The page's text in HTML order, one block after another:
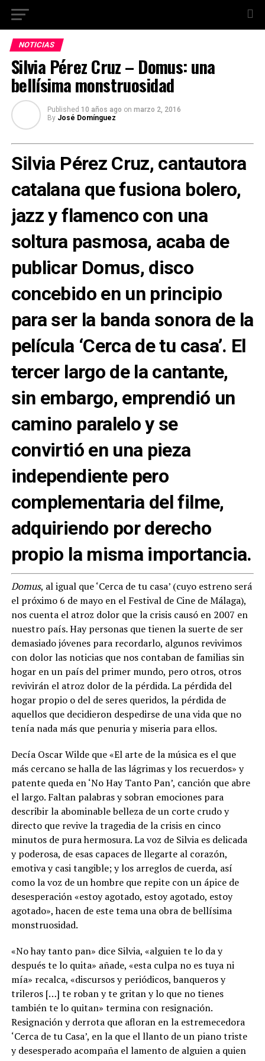
NOTICIAS
Silvia Pérez Cruz – Domus: una
bellísima monstruosidad
Published 10 años ago on marzo 2, 2016
By José Domínguez
Silvia Pérez Cruz, cantautora
catalana que fusiona bolero,
jazz y flamenco con una
soltura pasmosa, acaba de
publicar Domus, disco
concebido en un principio
para ser la banda sonora de la
película ‘Cerca de tu casa’. El
tercer largo de la cantante,
sin embargo, emprendió un
camino paralelo y se
convirtió en una pieza
independiente pero
complementaria del filme,
adquiriendo por derecho
propio la misma importancia.
Domus, al igual que ‘Cerca de tu casa’ (cuyo estreno será
el próximo 6 de mayo en el Festival de Cine de Málaga),
nos cuenta el atroz dolor que la crisis causó en 2007 en
nuestro país. Hay personas que tienen la suerte de ser
demasiado jóvenes para recordarlo, algunos revivimos
con dolor las noticias que nos contaban de familias sin
hogar en un país del primer mundo, pero otros, otros
revivirán el atroz dolor de la pérdida. La pérdida del
hogar propio o del de seres queridos, la pérdida de
aquellos que decidieron despedirse de una vida que no
tenía nada más que penuria y miseria para ellos.
Decía Oscar Wilde que «El arte de la música es el que
más cercano se halla de las lágrimas y los recuerdos» y
patente queda en ‘No Hay Tanto Pan’, canción que abre
el largo. Faltan palabras y sobran emociones para
describir la abominable belleza de un corte crudo y
directo que revive la tragedia de la crisis en cinco
minutos de pura hermosura. La voz de Silvia es delicada
y poderosa, de esas capaces de llegarte al corazón,
emotiva y casi tangible; y los arreglos de cuerda, así
como la voz de un hombre que repite con un ápice de
desesperación «estoy agotado, estoy agotado, estoy
agotado», hacen de este tema una obra de bellísima
monstruosidad.
«No hay tanto pan» dice Silvia, «alguien te lo da y
después te lo quita» añade, «esta culpa no es tuya ni
mía» recalca, «discursos y periódicos, banqueros y
trileros […] te roban y te gritan y lo que no tienes
también te lo quitan» termina con resignación.
Resignación y derrota que afloran en la estremecedora
‘Cerca de tu Casa’, en la que el llanto de un piano triste
y desesperado acompaña el lamento de alguien a quien